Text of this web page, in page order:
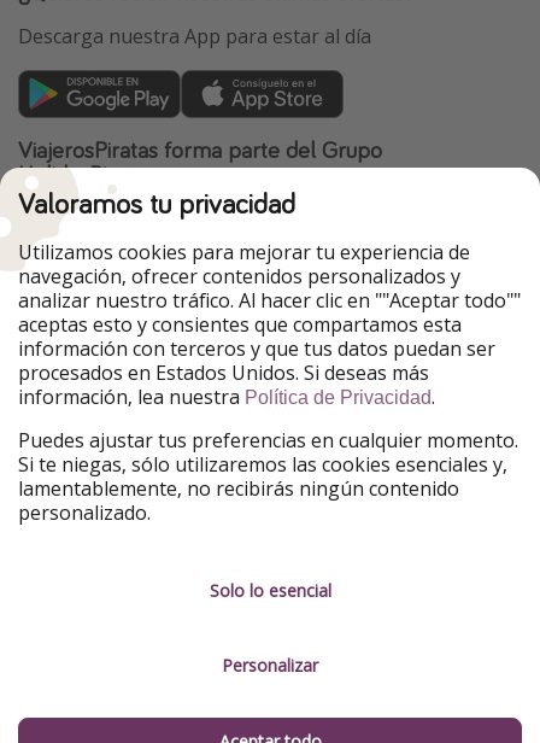
Descarga nuestra App para estar al día
ViajerosPiratas forma parte del Grupo
HolidayPirates
Nuestros mercados
PiratinViaggio
HolidayPirates
VakantiePiraten
WakacyjniPiraci
VoyagesPirates
Ferienpiraten
Urlaubspiraten
Urlaubspiraten
TravelPirates
Nuestro grupo
HolidayPirates Group
Conócenos mejor
Sobre ViajerosPiratas
Sostenibilidad
Información legal
Gestionar servicios
Valoramos tu privacidad
Utilizamos cookies para mejorar tu experiencia de
navegación, ofrecer contenidos personalizados y
analizar nuestro tráfico. Al hacer clic en ""Aceptar todo""
aceptas esto y consientes que compartamos esta
información con terceros y que tus datos puedan ser
procesados en Estados Unidos. Si deseas más
información, lea nuestra Política de Privacidad.
Puedes ajustar tus preferencias en cualquier momento.
Si te niegas, sólo utilizaremos las cookies esenciales y,
lamentablemente, no recibirás ningún contenido
personalizado.
Solo lo esencial
Personalizar